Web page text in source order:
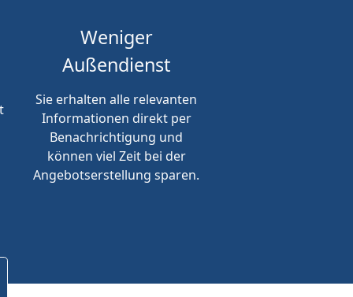
Weniger
Außendienst
Sie erhalten alle relevanten
Informationen direkt per
Benachrichtigung und
können viel Zeit bei der
Angebotserstellung sparen.